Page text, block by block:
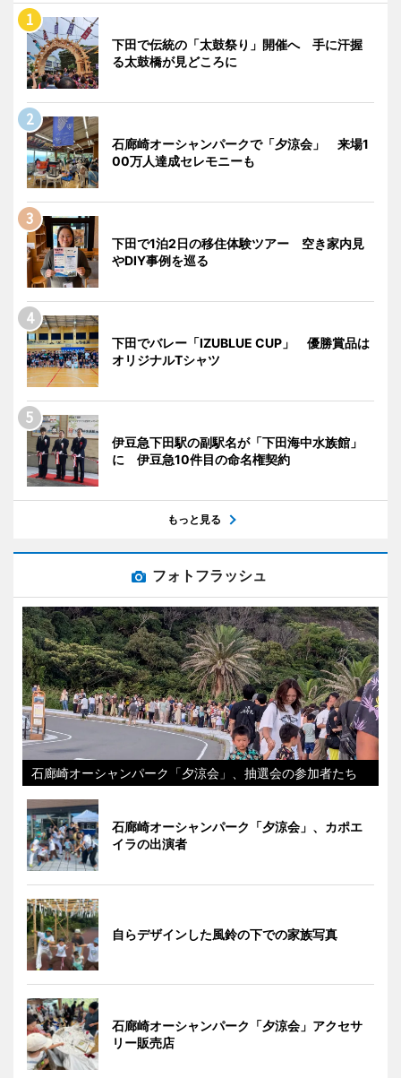
下田で伝統の「太鼓祭り」開催へ 手に汗握
る太鼓橋が見どころに
石廊崎オーシャンパークで「夕涼会」 来場1
00万人達成セレモニーも
下田で1泊2日の移住体験ツアー 空き家内見
やDIY事例を巡る
下田でバレー「IZUBLUE CUP」 優勝賞品は
オリジナルTシャツ
伊豆急下田駅の副駅名が「下田海中水族館」
に 伊豆急10件目の命名権契約
もっと見る
フォトフラッシュ
石廊崎オーシャンパーク「夕涼会」、抽選会の参加者たち
石廊崎オーシャンパーク「夕涼会」、カポエ
イラの出演者
自らデザインした風鈴の下での家族写真
石廊崎オーシャンパーク「夕涼会」アクセサ
リー販売店